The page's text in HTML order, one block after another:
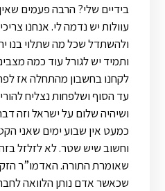
בידיים שלי? הרבה פעמים
עוולות יש נדמה לי. אנחנו
ולהשתדל שכל מה שתלוי בנו
ותמיד יש לגורל עוד כמה
לקחנו בחשבון מהתחלה אז
עד הסוף ושלפחות נצליח
ושיהיה שלום על ישראל וזה
כמעט אין שבוע ימים שאני
וחשוב שיש שטר. לא לזלזל
שאומרת התורה. האדמו”ר
שכאשר אדם נותן הלוואה